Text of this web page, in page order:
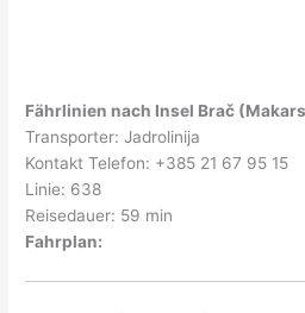
Fährlinien nach Insel Brač
Transporter: Jadrolinija
Kontakt Telefon: +385 21 67 95 15
Linie: 638
Reisedauer: 59 min
Fahrplan: